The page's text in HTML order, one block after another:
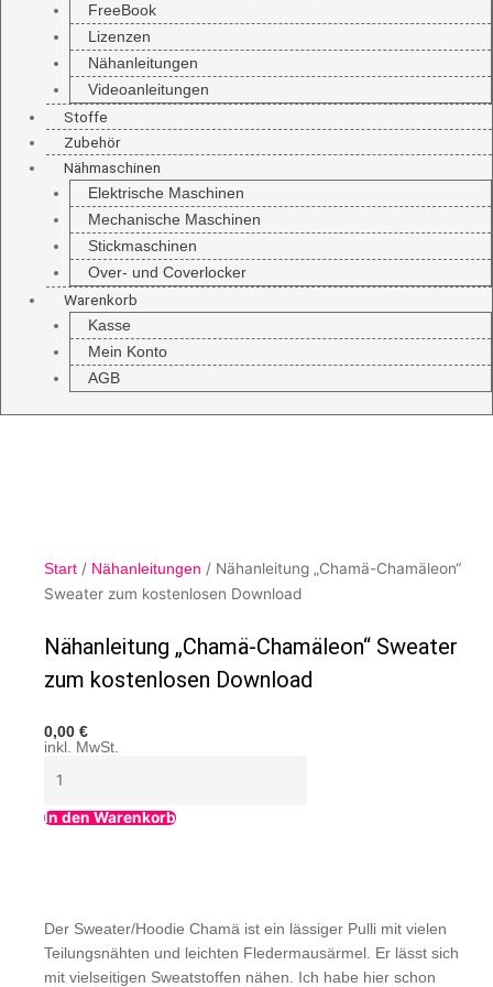
FreeBook
Lizenzen
Nähanleitungen
Videoanleitungen
Stoffe
Zubehör
Nähmaschinen
Elektrische Maschinen
Mechanische Maschinen
Stickmaschinen
Over- und Coverlocker
Warenkorb
Kasse
Mein Konto
AGB
Start / Nähanleitungen / Nähanleitung „Chamä-Chamäleon“
Sweater zum kostenlosen Download
Nähanleitung „Chamä-Chamäleon“ Sweater
zum kostenlosen Download
0,00 €
inkl. MwSt.
In den Warenkorb
Der Sweater/Hoodie Chamä ist ein lässiger Pulli mit vielen
Teilungsnähten und leichten Fledermausärmel. Er lässt sich
mit vielseitigen Sweatstoffen nähen. Ich habe hier schon